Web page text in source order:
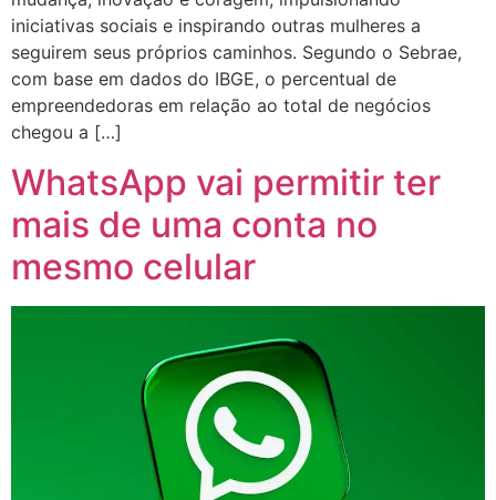
iniciativas sociais e inspirando outras mulheres a
seguirem seus próprios caminhos. Segundo o Sebrae,
com base em dados do IBGE, o percentual de
empreendedoras em relação ao total de negócios
chegou a […]
WhatsApp vai permitir ter
mais de uma conta no
mesmo celular